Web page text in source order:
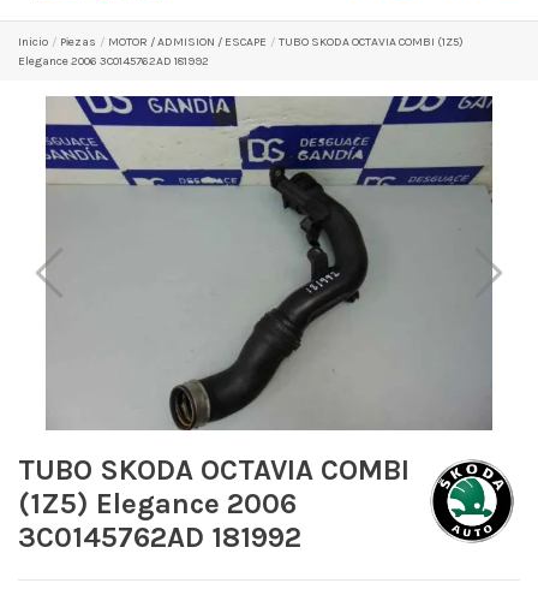
Inicio Pіezas MOTOR / ADMISION / ESCAPE
TUBO SKODA OCTAVIA COMBI (1Z5)
Elegance 2006 3C0145762AD 181992
TUBO SKODA OCTAVIA COMBI
(1Z5) Elegance 2006
3C0145762AD 181992